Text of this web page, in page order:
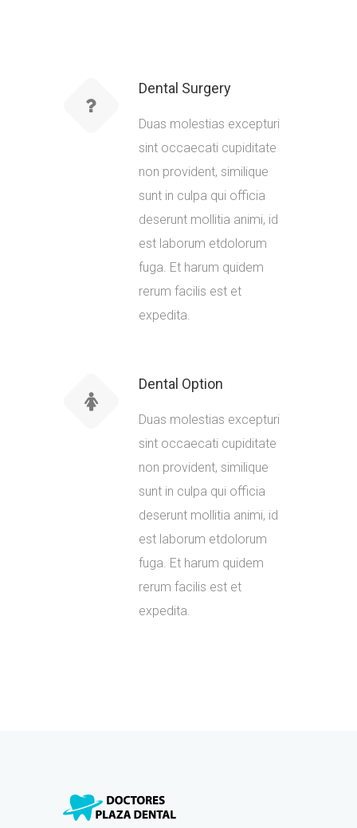
Dental Surgery
Duas molestias excepturi
sint occaecati cupiditate
non provident, similique
sunt in culpa qui officia
deserunt mollitia animi, id
est laborum etdolorum
fuga. Et harum quidem
rerum facilis est et
expedita.
Dental Option
Duas molestias excepturi
sint occaecati cupiditate
non provident, similique
sunt in culpa qui officia
deserunt mollitia animi, id
est laborum etdolorum
fuga. Et harum quidem
rerum facilis est et
expedita.